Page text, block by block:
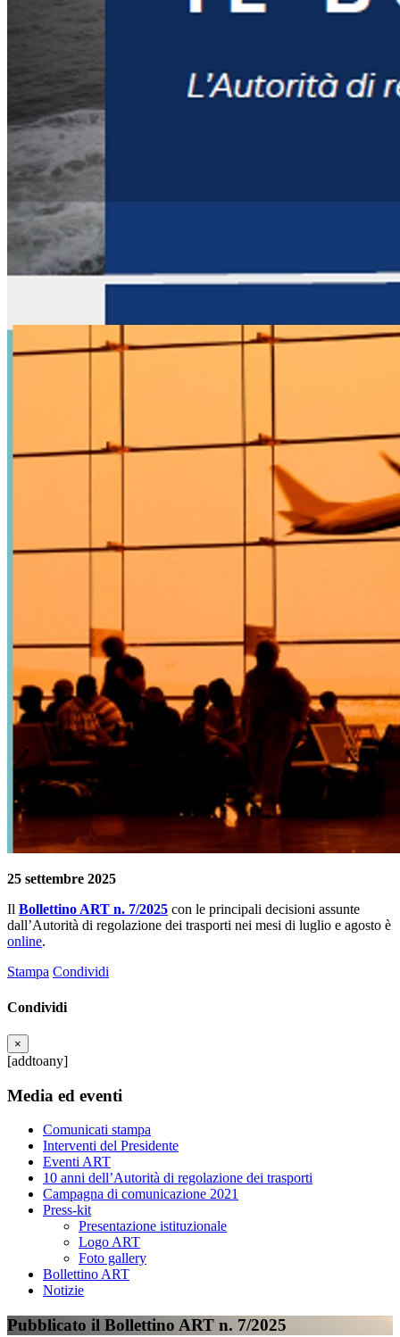
25 settembre 2025
Il Bollettino ART n. 7/2025 con le principali decisioni assunte
dall’Autorità di regolazione dei trasporti nei mesi di luglio e agosto è
online.
Stampa Condividi
Condividi
×
[addtoany]
Media ed eventi
Comunicati stampa
Interventi del Presidente
Eventi ART
10 anni dell’Autorità di regolazione dei trasporti
Campagna di comunicazione 2021
Press-kit
Presentazione istituzionale
Logo ART
Foto gallery
Bollettino ART
Notizie
Pubblicato il Bollettino ART n. 7/2025